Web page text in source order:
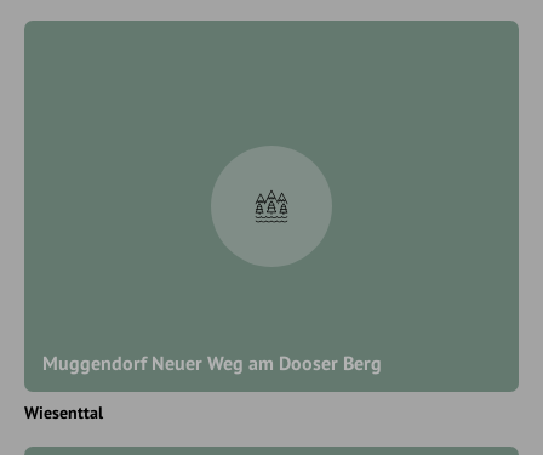
Muggendorf Neuer Weg am Dooser Berg
Wiesenttal